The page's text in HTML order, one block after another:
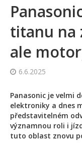
titanu na
ale
6.6.2025
Panasonic je velmi
elektroniky a dnes
představitelném
významnou roli i
tuto oblast znovu